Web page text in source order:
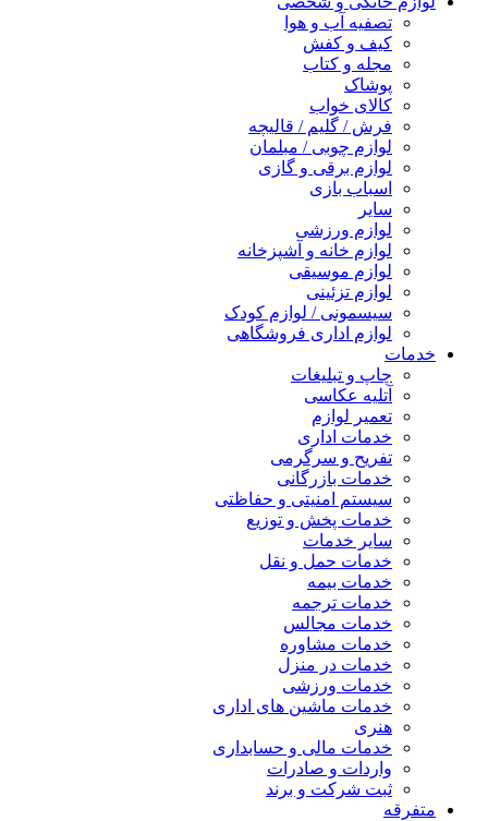
تصفیه آب و هوا
کیف و کفش
مجله و کتاب
پوشاک
کالای خواب
فرش / گلیم / قالیچه
لوازم چوبی / مبلمان
لوازم برقی و گازی
اسباب بازی
سایر
لوازم ورزشی
لوازم خانه و آشپزخانه
لوازم موسیقی
لوازم تزئینی
سیسمونی / لوازم کودک
لوازم اداری فروشگاهی
خدمات
چاپ و تبلیغات
آتلیه عکاسی
تعمیر لوازم
خدمات اداری
تفریح و سرگرمی
خدمات بازرگانی
سیستم امنیتی و حفاظتی
خدمات پخش و توزیع
سایر خدمات
خدمات حمل و نقل
خدمات بیمه
خدمات ترجمه
خدمات مجالس
خدمات مشاوره
خدمات در منزل
خدمات ورزشی
خدمات ماشین های اداری
هنری
خدمات مالی و حسابداری
واردات و صادرات
ثبت شرکت و برند
متفرقه